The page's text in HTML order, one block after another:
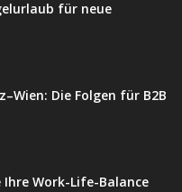
für neue
Die Folgen für B2B
Ihre Work-Life-Balance